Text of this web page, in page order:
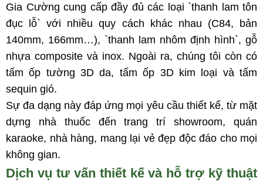
Gia Cường cung cấp đầy đủ các loại `thanh lam tôn
đục lỗ` với nhiều quy cách khác nhau (C84, bản
140mm, 166mm…), `thanh lam nhôm định hình`, gỗ
nhựa composite và inox. Ngoài ra, chúng tôi còn có
tấm ốp tường 3D da, tấm ốp 3D kim loại và tấm
sequin gió.
Sự đa dạng này đáp ứng mọi yêu cầu thiết kế, từ mặt
dựng nhà thuốc đến trang trí showroom, quán
karaoke, nhà hàng, mang lại vẻ đẹp độc đáo cho mọi
không gian.
Dịch vụ tư vấn thiết kế và hỗ trợ kỹ thuật